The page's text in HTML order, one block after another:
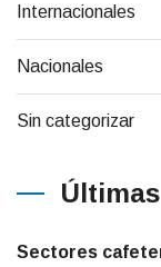
Internacionales
Nacionales
Sin categorizar
Sectores